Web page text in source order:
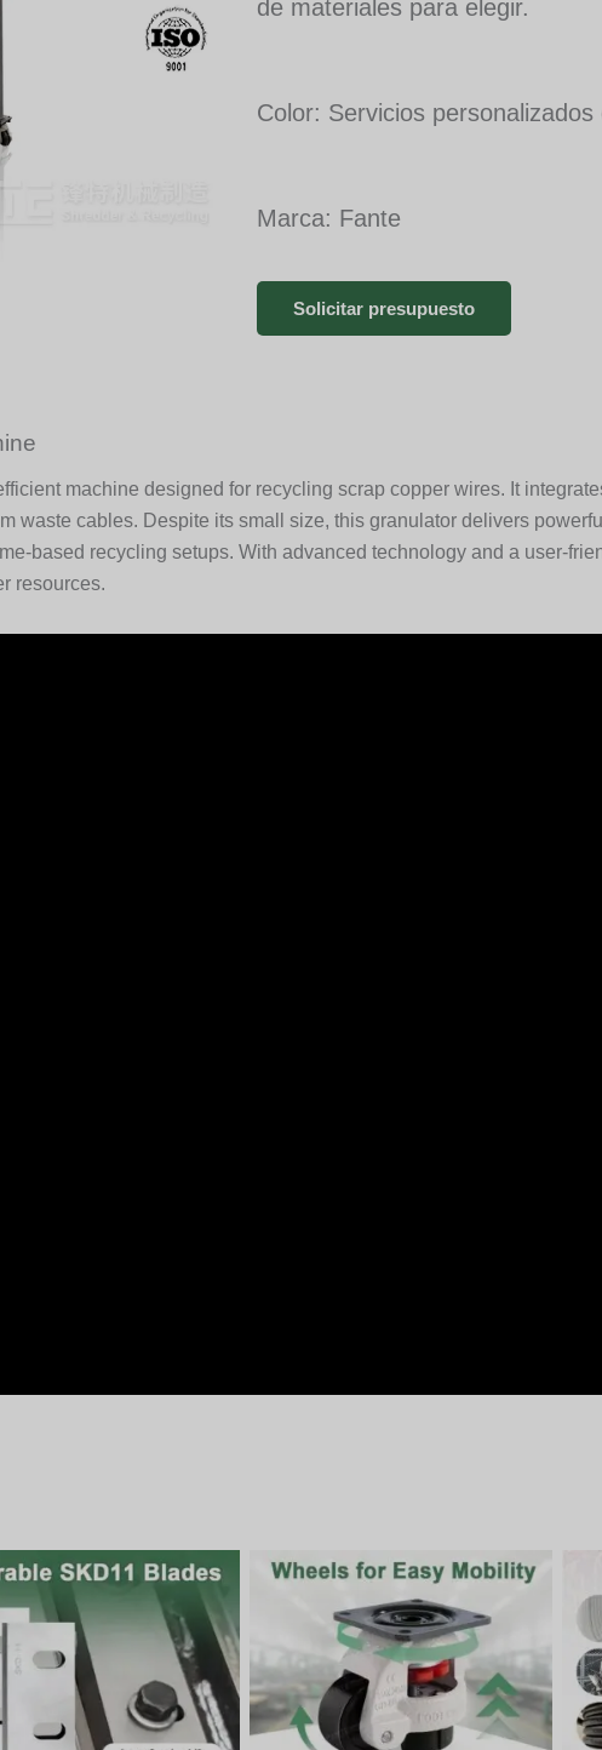
de materiales para elegir.
Color: Servicios personalizados
Marca: Fante
Solicitar presupuesto
machine designed for recycling scrap copper wires. It
waste cables. Despite its small size, this granulator delivers
based recycling setups. With advanced technology and a user-
resources.